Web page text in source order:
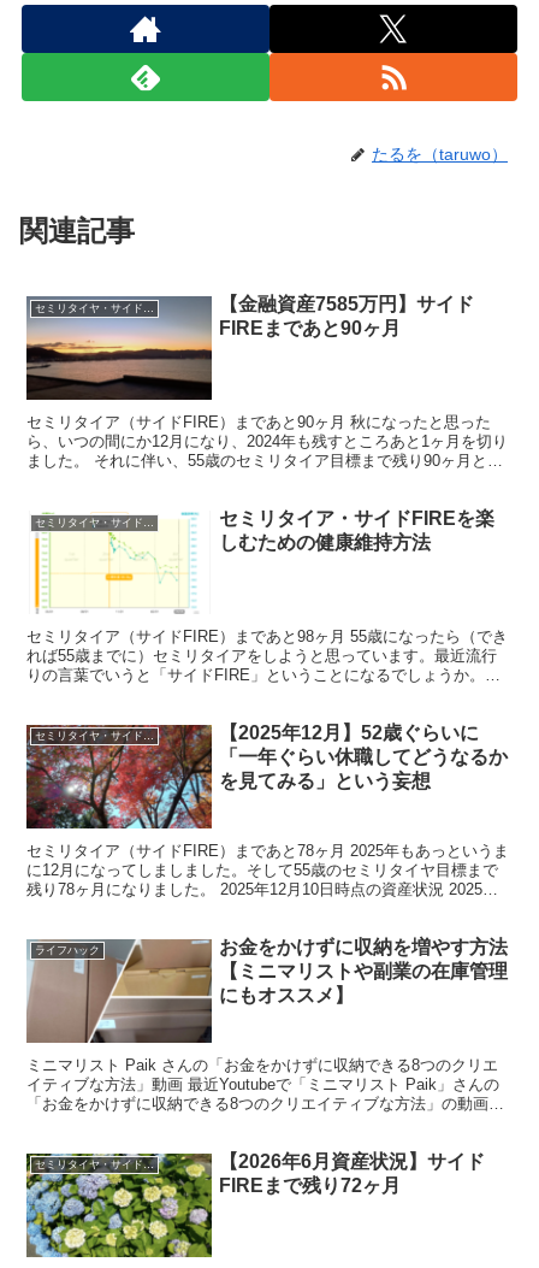
たるを（taruwo）
関連記事
【金融資産7585万円】サイド
FIREまであと90ヶ月
セミリタイア（サイドFIRE）まであと90ヶ月 秋になったと思った
ら、いつの間にか12月になり、2024年も残すところあと1ヶ月を切り
ました。 それに伴い、55歳のセミリタイア目標まで残り90ヶ月とな
セミリタイア・サイドFIREを楽
しむための健康維持方法
セミリタイア（サイドFIRE）まであと98ヶ月 55歳になったら（でき
れば55歳までに）セミリタイアをしようと思っています。最近流行
りの言葉でいうと「サイドFIRE」ということになるでしょうか。
セミリタイヤ・サイドFIRE
【2025年12月】52歳ぐらいに
「一年ぐらい休職してどうなるか
を見てみる」という妄想
セミリタイア（サイドFIRE）まであと78ヶ月 2025年もあっというま
に12月になってしましました。そして55歳のセミリタイヤ目標まで
残り78ヶ月になりました。 2025年12月10日時点の資産状況 2025年
ライフハック
お金をかけずに収納を増やす方法
【ミニマリストや副業の在庫管理
にもオススメ】
ミニマリスト Paik さんの「お金をかけずに収納できる8つのクリエ
イティブな方法」動画 最近Youtubeで「ミニマリスト Paik」さんの
「お金をかけずに収納できる8つのクリエイティブな方法」の動画を
セミリタイヤ・サイドFIRE
【2026年6月資産状況】サイド
FIREまで残り72ヶ月